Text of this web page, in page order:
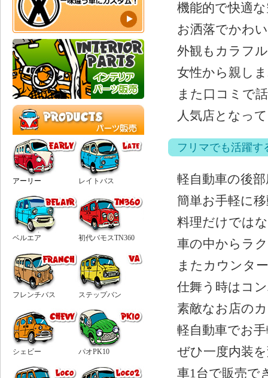
アーリー レイトバス
ベルエア 初代バモスTN360
フレンチバス ステップバン
シェビー パオPK10
機能的で快適
お洒落でかわ
外観もカラフ
女性から親し
また口コミで
人気店となっ
フリマでも活躍す
軽自動車の後
簡単お手軽に
料理だけでは
車の中からラ
またカウンタ
仕舞う時はコ
素敵なお店の
軽自動車でお
ぜひ一度内装
車1台で販売で